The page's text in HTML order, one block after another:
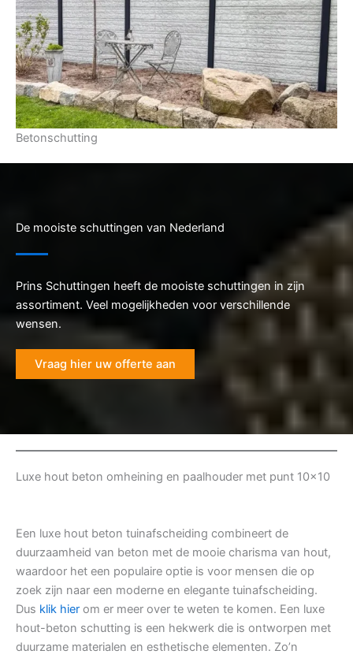
Betonschutting
De mooiste schuttingen van Nederland
Prins Schuttingen heeft de mooiste schuttingen in zijn
assortiment. Veel mogelijkheden voor verschillende
wensen.
Vraag hier uw offerte aan
Luxe hout beton omheining en paalhouder met punt 10×10
Een luxe hout beton tuinafscheiding combineert de
duurzaamheid van beton met de mooie charisma van hout,
waardoor het een populaire optie is voor mensen die op
zoek zijn naar een moderne en elegante tuinafscheiding.
Dus klik hier om er meer over te weten te komen. Een luxe
hout-beton schutting is een hekwerk die is ontworpen met
duurzame materialen en esthetische elementen. Zo’n